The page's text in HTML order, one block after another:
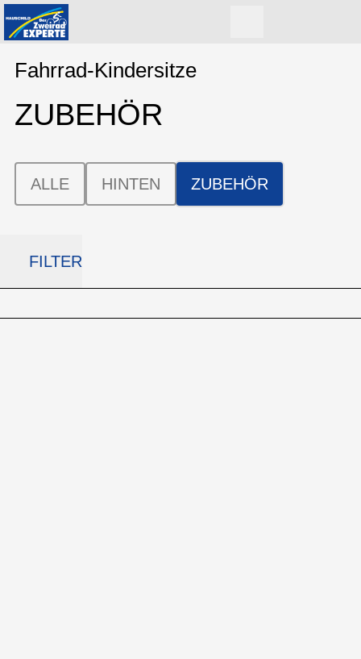
Fahrrad-Kindersitze
ZUBEHÖR
ALLE HINTEN ZUBEHÖR
FILTER